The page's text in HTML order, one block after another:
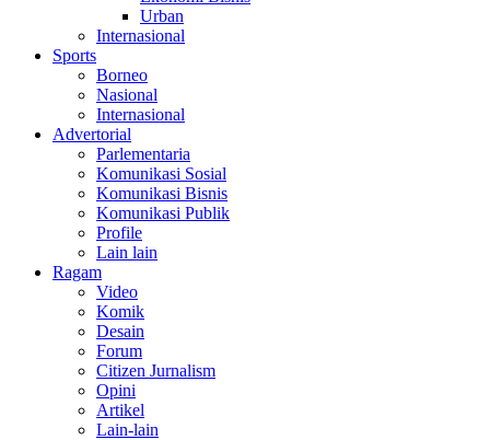
Urban
Internasional
Sports
Borneo
Nasional
Internasional
Advertorial
Parlementaria
Komunikasi Sosial
Komunikasi Bisnis
Komunikasi Publik
Profile
Lain lain
Ragam
Video
Komik
Desain
Forum
Citizen Jurnalism
Opini
Artikel
Lain-lain